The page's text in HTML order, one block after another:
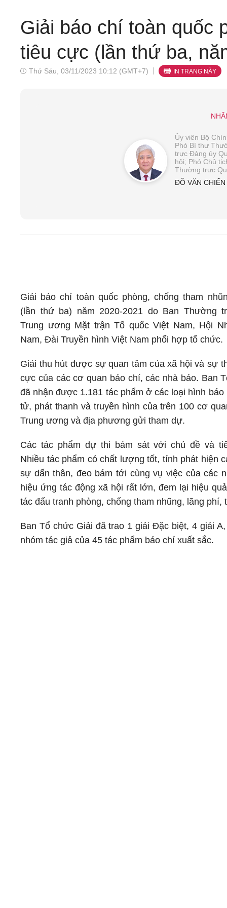
Giải báo chí toàn quốc
tiêu cực (lần thứ ba,
Thứ Sáu, 03/11/2023 10:12 (GMT+7) IN TRANG NÀY
Ủy viên Bộ
Phó Bí thư
trực Đảng ủy
hội; Phó Chủ
Thường trực
ĐỖ VĂN CHIẾN
Giải báo chí toàn quốc phòng, chống tham
(lần thứ ba) năm 2020-2021 do Ban Thường
Trung ương Mặt trận Tổ quốc Việt Nam, Hội
Nam, Đài Truyền hình Việt Nam phối hợp tổ chức.
Giải thu hút được sự quan tâm của xã hội và sự
cực của các cơ quan báo chí, các nhà báo. Ban
đã nhận được 1.181 tác phẩm ở các loại hình báo
tử, phát thanh và truyền hình của trên 100 cơ
Trung ương và địa phương gửi tham dự.
Các tác phẩm dự thi bám sát với chủ đề và
Nhiều tác phẩm có chất lượng tốt, tính phát hiện
sự dấn thân, đeo bám tới cùng vụ việc của các
hiệu ứng tác động xã hội rất lớn, đem lại hiệu
tác đấu tranh phòng, chống tham nhũng, lãng phí,
Ban Tổ chức Giải đã trao 1 giải Đặc biệt, 4 giải
nhóm tác giả của 45 tác phẩm báo chí xuất sắc.